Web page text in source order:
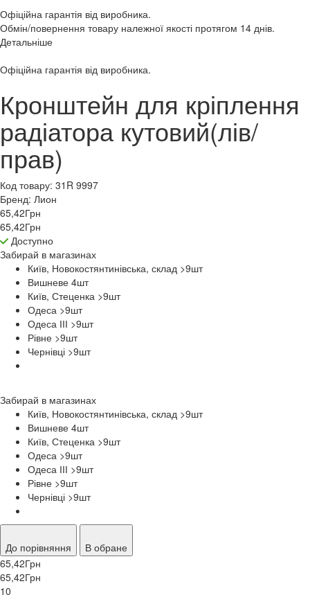
Офіційна гарантія від виробника.
Обмін/повернення товару належної якості протягом 14 днів.
Детальніше
Офіційна гарантія від виробника.
Кронштейн для кріплення
радіатора кутовий(лів/
прав)
Код товару: 31R 9997
Бренд: Лион
65,42Грн
65,42Грн
Доступно
Забирай в магазинах
Київ, Новокостянтинівська, склад >9шт
Вишневе 4шт
Київ, Стеценка >9шт
Одеса >9шт
Одеса ІІІ >9шт
Рівне >9шт
Чернівці >9шт
Забирай в магазинах
Київ, Новокостянтинівська, склад >9шт
Вишневе 4шт
Київ, Стеценка >9шт
Одеса >9шт
Одеса ІІІ >9шт
Рівне >9шт
Чернівці >9шт
До порівняння
В обране
65,42Грн
65,42Грн
10